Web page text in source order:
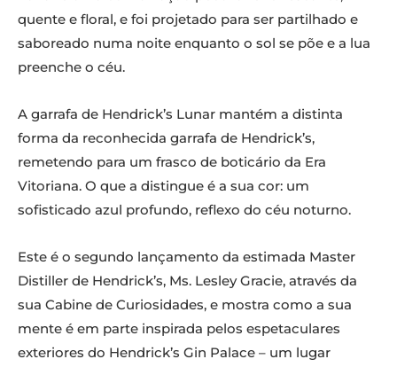
quente e floral, e foi projetado para ser partilhado e
saboreado numa noite enquanto o sol se põe e a lua
preenche o céu.
A garrafa de Hendrick’s Lunar mantém a distinta
forma da reconhecida garrafa de Hendrick’s,
remetendo para um frasco de boticário da Era
Vitoriana. O que a distingue é a sua cor: um
sofisticado azul profundo, reflexo do céu noturno.
Este é o segundo lançamento da estimada Master
Distiller de Hendrick’s, Ms. Lesley Gracie, através da
sua Cabine de Curiosidades, e mostra como a sua
mente é em parte inspirada pelos espetaculares
exteriores do Hendrick’s Gin Palace – um lugar